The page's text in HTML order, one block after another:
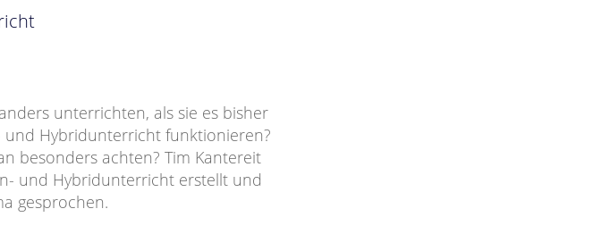
unterrichten, als sie es bisher
und Hybridunterricht funktionieren?
besonders achten? Tim Kantereit
und Hybridunterricht erstellt und
gesprochen.